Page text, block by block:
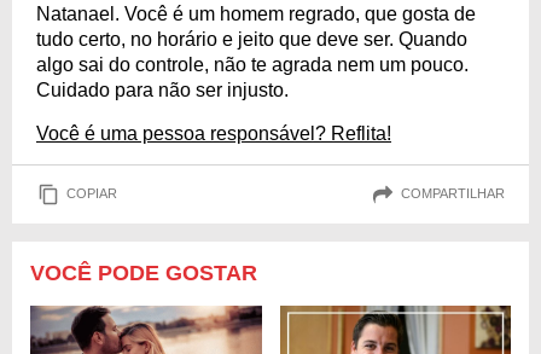
Natanael. Você é um homem regrado, que gosta de
tudo certo, no horário e jeito que deve ser. Quando
algo sai do controle, não te agrada nem um pouco.
Cuidado para não ser injusto.
Você é uma pessoa responsável? Reflita!
COPIAR COMPARTILHAR
VOCÊ PODE GOSTAR